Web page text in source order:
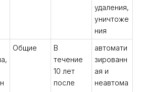
удаления,
уничтоже
ния
Общие
В
течение
10 лет
после
автомати
зированн
ая и
неавтома